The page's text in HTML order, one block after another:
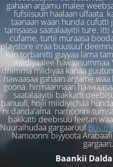
gahaan argamu malee
fufsiisuun haalaan ulfaata.
taanaan waan hunda
tamsaasa saatalaayitii ture.
cufame. turtii muraasa
playstore irraa buusuuf
kan torbanitti guyyaa lama
miidiyaalee
dhimma miidiyaa kanaa
hawaasaa gahaan argame
goona. hirmaannaan
saatalaayitii bakkatti
banuufi, hojii miidiyichaa
ni danda'ama. namoonni
bakkatti deebisuu feetan
Nuuralhudaa gargaaruufBuy
Namoonni biyyoota
Baankii